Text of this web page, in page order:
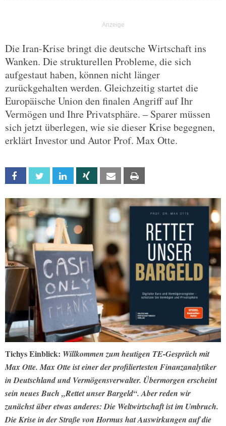
Die Iran-Krise bringt die deutsche Wirtschaft ins
Wanken. Die strukturellen Probleme, die sich
aufgestaut haben, können nicht länger
zurückgehalten werden. Gleichzeitig startet die
Europäische Union den finalen Angriff auf Ihr
Vermögen und Ihre Privatsphäre. – Sparer müssen
sich jetzt überlegen, wie sie dieser Krise begegnen,
erklärt Investor und Autor Prof. Max Otte.
Facebook Twitter Linkedin Xing Email
Tichys Einblick: Willkommen zum heutigen TE-Gespräch mit
Max Otte. Max Otte ist einer der profiliertesten Finanzanalytiker
in Deutschland und Vermögensverwalter. Übermorgen erscheint
sein neues Buch „Rettet unser Bargeld“. Aber reden wir
zunächst über etwas anderes: Die Weltwirtschaft ist im Umbruch.
Die Krise in der Straße von Hormus hat Auswirkungen auf die